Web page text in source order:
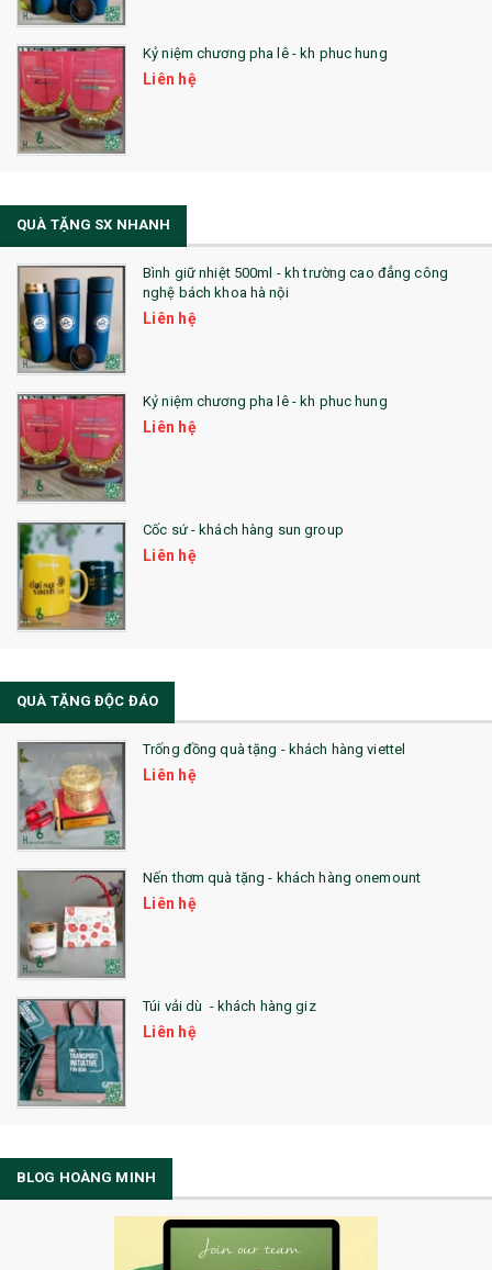
Kỷ niệm chương pha lê - kh phuc hung
Liên hệ
QUÀ TẶNG SX NHANH
Bình giữ nhiệt 500ml - kh trường cao đẳng công
nghệ bách khoa hà nội
Liên hệ
Kỷ niệm chương pha lê - kh phuc hung
Liên hệ
Cốc sứ - khách hàng sun group
Liên hệ
QUÀ TẶNG ĐỘC ĐÁO
Trống đồng quà tặng - khách hàng viettel
Liên hệ
Nến thơm quà tặng - khách hàng onemount
Liên hệ
Túi vải dù - khách hàng giz
Liên hệ
BLOG HOÀNG MINH